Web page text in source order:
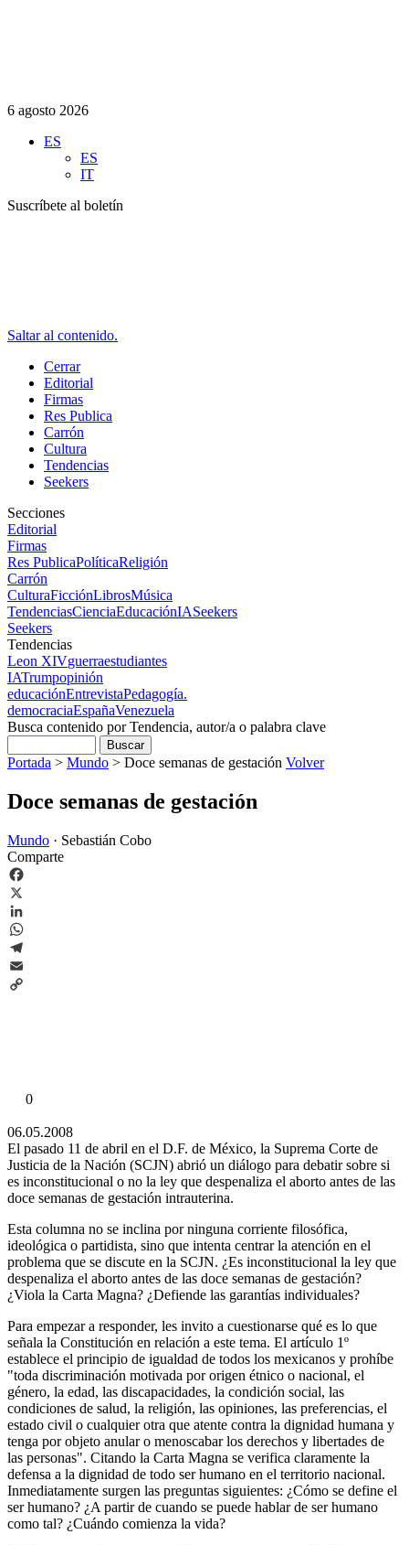
6 agosto 2026
ES
ES
IT
Suscríbete al boletín
Saltar al contenido.
Cerrar
Editorial
Firmas
Res Publica
Carrón
Cultura
Tendencias
Seekers
Secciones
Editorial
Firmas
Res PublicaPolíticaReligión
Carrón
CulturaFicciónLibrosMúsica
TendenciasCienciaEducaciónIASeekers
Seekers
Tendencias
Leon XIVguerraestudiantes
IATrumpopinión
educaciónEntrevistaPedagogía.
democraciaEspañaVenezuela
Busca contenido por Tendencia, autor/a o palabra clave
Portada > Mundo > Doce semanas de gestación Volver
Doce semanas de gestación
Mundo · Sebastián Cobo
Comparte
Facebook
X
LinkedIn
WhatsApp
Telegram
Email
0
06.05.2008
El pasado 11 de abril en el D.F. de México, la Suprema Corte de
Justicia de la Nación (SCJN) abrió un diálogo para debatir sobre si
es inconstitucional o no la ley que despenaliza el aborto antes de las
doce semanas de gestación intrauterina.
Esta columna no se inclina por ninguna corriente filosófica,
ideológica o partidista, sino que intenta centrar la atención en el
problema que se discute en la SCJN. ¿Es inconstitucional la ley que
despenaliza el aborto antes de las doce semanas de gestación?
¿Viola la Carta Magna? ¿Defiende las garantías individuales?
Para empezar a responder, les invito a cuestionarse qué es lo que
señala la Constitución en relación a este tema. El artículo 1º
establece el principio de igualdad de todos los mexicanos y prohíbe
"toda discriminación motivada por origen étnico o nacional, el
género, la edad, las discapacidades, la condición social, las
condiciones de salud, la religión, las opiniones, las preferencias, el
estado civil o cualquier otra que atente contra la dignidad humana y
tenga por objeto anular o menoscabar los derechos y libertades de
las personas". Citando la Carta Magna se verifica claramente la
defensa a la dignidad de todo ser humano en el territorio nacional.
Inmediatamente surgen las preguntas siguientes: ¿Cómo se define el
ser humano? ¿A partir de cuando se puede hablar de ser humano
como tal? ¿Cuándo comienza la vida?